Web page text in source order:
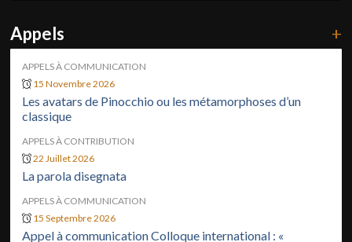
Appels +
APPELS À COMMUNICATION
15 Novembre 2026
Les avatars de Pinocchio ou les métamorphoses d’un
classique
APPELS À CONTRIBUTION
22 Juillet 2026
La parola disegnata
APPELS À COMMUNICATION
15 Septembre 2026
Appel à communication Colloque international : «